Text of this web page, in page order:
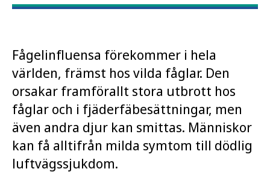
Fågelinfluensa förekommer i hela
världen, främst hos vilda fåglar. Den
orsakar framförallt stora utbrott hos
fåglar och i fjäderfäbesättningar, men
även andra djur kan smittas. Människor
kan få alltifrån milda symtom till dödlig
luftvägssjukdom.